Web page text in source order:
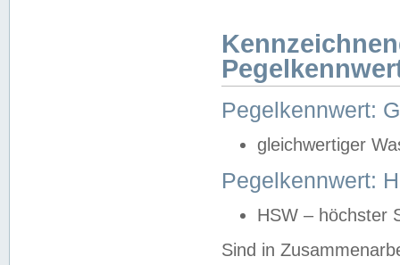
Pegelkennwert:
gleichwertiger
Pegelkennwert:
HSW – höchster
Sind in